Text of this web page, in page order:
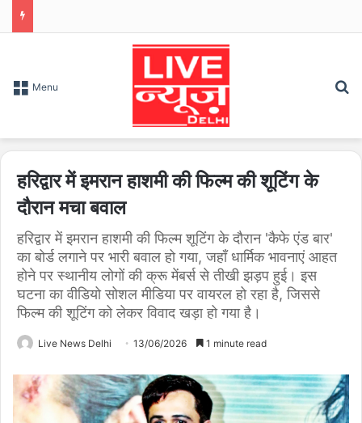
Menu
हरिद्वार में इमरान हाशमी की फिल्म की शूटिंग के
दौरान मचा बवाल
हरिद्वार में इमरान हाशमी की फिल्म शूटिंग के दौरान 'कैफे एंड बार'
का बोर्ड लगाने पर भारी बवाल हो गया, जहाँ धार्मिक भावनाएं आहत
होने पर स्थानीय लोगों की क्रू मेंबर्स से तीखी झड़प हुई। इस
घटना का वीडियो सोशल मीडिया पर वायरल हो रहा है, जिससे
फिल्म की शूटिंग को लेकर विवाद खड़ा हो गया है।
Live News Delhi 13/06/2026 1 minute read